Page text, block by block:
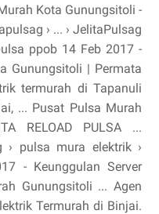
Kota Gunungsitoli -
› ... › JelitaPulsag
ppob 14 Feb 2017 -
Gunungsitoli | Permata
termurah di Tapanuli
... Pusat Pulsa Murah
RELOAD PULSA ...
› pulsa mura elektrik ›
- Keunggulan Server
Gunungsitoli ... Agen
Termurah di Binjai.